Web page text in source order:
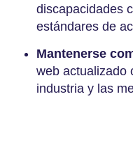
discapacidades
estándares de
Mantenerse
web actualizado
industria y las